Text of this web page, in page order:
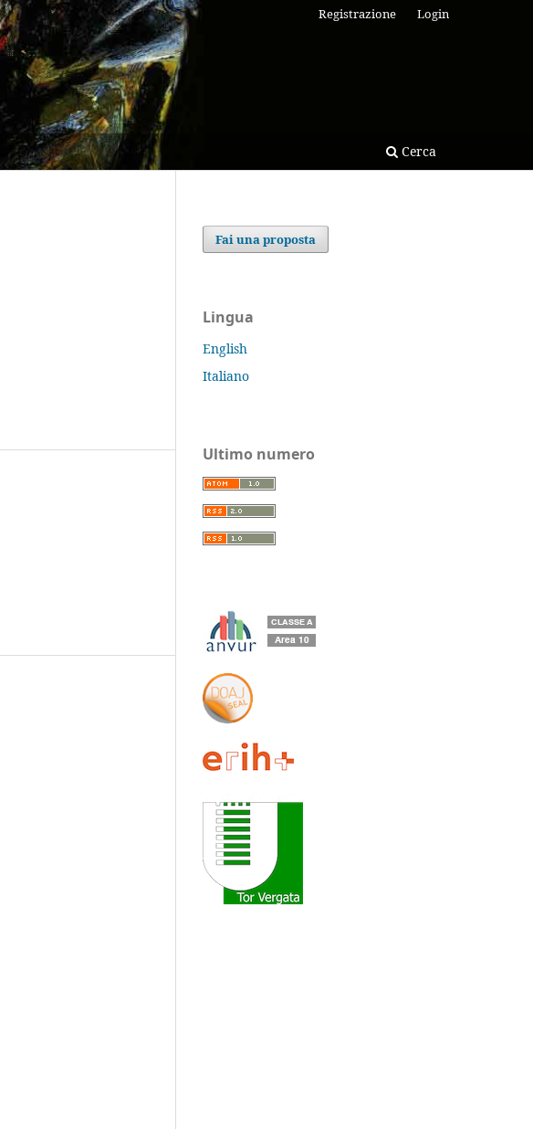
Cerca
Registrazione Login
Fai una proposta
Lingua
English
Italiano
Ultimo numero